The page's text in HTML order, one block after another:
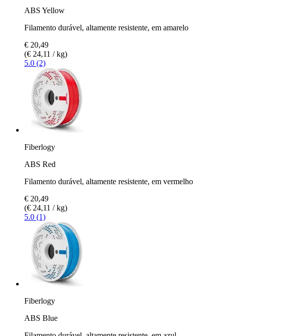
ABS Yellow
Filamento durável, altamente resistente, em amarelo
€ 20,49
(€ 24,11 / kg)
5.0 (2)
Fiberlogy
ABS Red
Filamento durável, altamente resistente, em vermelho
€ 20,49
(€ 24,11 / kg)
5.0 (1)
Fiberlogy
ABS Blue